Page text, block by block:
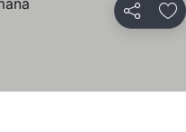
Partilhar